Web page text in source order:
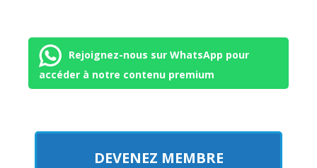
Rejoignez-nous sur WhatsApp pour
accéder à notre contenu premium
DEVENEZ MEMBRE